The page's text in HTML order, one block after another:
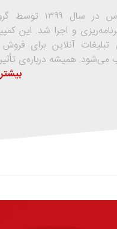
کمپین دامستوس در
و اجرا شد. این
تبلیغات آنلاین برای
همیشه درباره‌ی تأثیر